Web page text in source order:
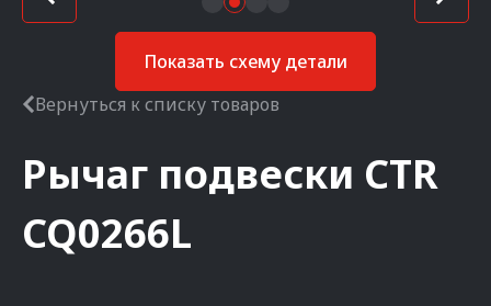
Показать схему детали
Вернуться к списку товаров
Рычаг подвески CTR
CQ0266L